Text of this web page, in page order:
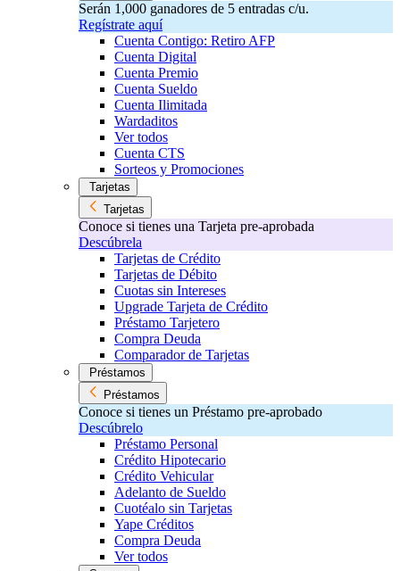
Serán 1,000 ganadores de 5 entradas c/u.
Regístrate aquí
Cuenta Contigo: Retiro AFP
Cuenta Digital
Cuenta Premio
Cuenta Sueldo
Cuenta Ilimitada
Wardaditos
Ver todos
Cuenta CTS
Sorteos y Promociones
Tarjetas
Tarjetas
Conoce si tienes una Tarjeta pre-aprobada
Descúbrela
Tarjetas de Crédito
Tarjetas de Débito
Cuotas sin Intereses
Upgrade Tarjeta de Crédito
Préstamo Tarjetero
Compra Deuda
Comparador de Tarjetas
Préstamos
Préstamos
Conoce si tienes un Préstamo pre-aprobado
Descúbrelo
Préstamo Personal
Crédito Hipotecario
Crédito Vehicular
Adelanto de Sueldo
Cuotéalo sin Tarjetas
Yape Créditos
Compra Deuda
Ver todos